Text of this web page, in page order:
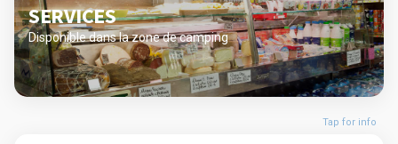
SERVICES
Disponible dans la zone de camping
Tap for info